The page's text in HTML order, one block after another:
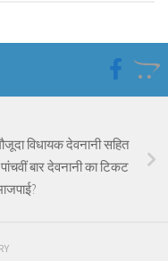
विधायक देवनानी सहित
बार देवनानी का टिकट